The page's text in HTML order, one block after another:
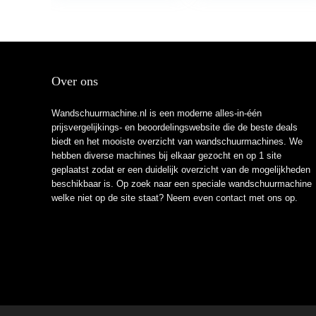
Over ons
Wandschuurmachine.nl is een moderne alles-in-één
prijsvergelijkings- en beoordelingswebsite die de beste deals
biedt en het mooiste overzicht van wandschuurmachines. We
hebben diverse machines bij elkaar gezocht en op 1 site
geplaatst zodat er een duidelijk overzicht van de mogelijkheden
beschikbaar is. Op zoek naar een speciale wandschuurmachine
welke niet op de site staat? Neem even contactmet ons op.